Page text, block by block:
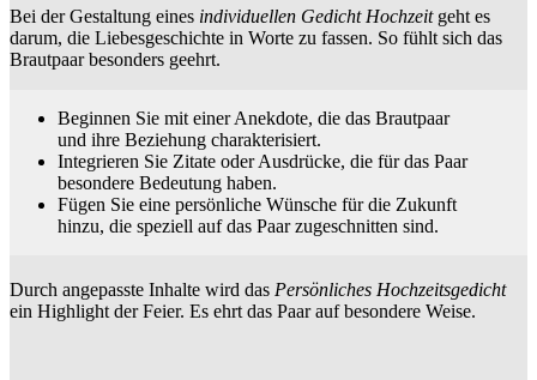
Bei der Gestaltung eines individuellen Gedicht Hochzeitgeht es
darum, die Liebesgeschichte in Worte zu fassen. So fühlt sich das
Brautpaar besonders geehrt.
Beginnen Sie mit einer Anekdote, die das Brautpaar
und ihre Beziehung charakterisiert.
Integrieren Sie Zitate oder Ausdrücke, die für das Paar
besondere Bedeutung haben.
Fügen Sie eine persönliche Wünsche für die Zukunft
hinzu, die speziell auf das Paar zugeschnitten sind.
Durch angepasste Inhalte wird das Persönliches Hochzeitsgedicht
ein Highlight der Feier. Es ehrt das Paar auf besondere Weise.